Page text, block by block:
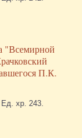
"Всемирной
П.К.
хр. 243.